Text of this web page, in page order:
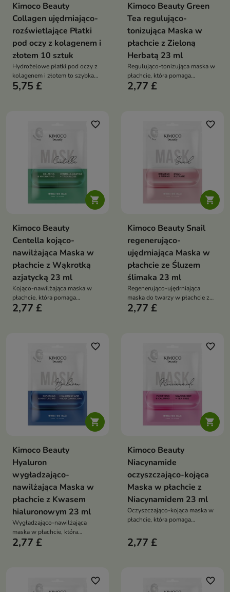
Kimoco Beauty
Collagen ujędrniająco-
rozświetlające Płatki
pod oczy z kolagenem i
złotem 10 sztuk
Hydrożelowe płatki pod oczy z
kolagenem i złotem to szybka
kuracja wygładzająca i
wypoczęty wygląd.
5,75 £
Kimoco Beauty Green
Tea regulująco-
tonizująca Maska w
płachcie z Zieloną
Herbatą 23 ml
Regulująco-tonizująca maska w
płachcie, która pomaga
przywrócić skórze równowagę i
regenerację skóry oraz pomaga
mikrobiom
2,77 £

favorite_border
Kimoco Beauty
Centella kojąco-
nawilżająca Maska w
płachcie z Wąkrotką
azjatycką 23 ml
Kojąco-nawilżająca maska w
płachcie, która pomaga
złagodzić podrażnienia i
2,77 £

favorite_border
Kimoco Beauty Snail
regenerująco-
ujędrniająca Maska w
płachcie ze Śluzem
ślimaka 23 ml
Regenerująco-ujędrniająca
maska do twarzy w płachcie z
filtratem ze śluzu ślimaka
aktywne wspiera regenerację
skóry i przywraca cerze zdrowy,
2,77 £

favorite_border
Kimoco Beauty
Hyaluron
wygładzająco-
nawilżająca Maska w
płachcie z Kwasem
hialuronowym 23 ml
Wygładzająco-nawilżająca
maska w płachcie, która
intensywnie nawadnia skórę i
wygładzić cerę, ukoić
2,77 £

favorite_border
Kimoco Beauty
Niacynamide
oczyszczająco-kojąca
Maska w płachcie z
Niacynamidem 23 ml
Oczyszczająco-kojąca maska w
płachcie, która pomaga
odświeża skórę. Formuła z
niacynamidem i ekstraktem z
2,77 £
favorite_border favorite_border